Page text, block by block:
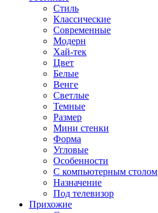
Стиль
Классические
Современные
Модерн
Хай-тек
Цвет
Белые
Венге
Светлые
Темные
Размер
Мини стенки
Форма
Угловые
Особенности
С компьютерным столом
Назначение
Под телевизор
Прихожие